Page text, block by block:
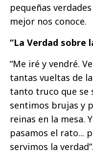
pequeñas
mejor nos conoce.
“La Verdad sobre
“Me iré y vendré.
tantas vueltas de
tanto truco que se
sentimos brujas y
reinas en la mesa.
pasamos el rato...
servimos la